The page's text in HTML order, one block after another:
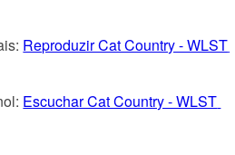
Reproduzir Cat Country - WLST
Escuchar Cat Country - WLST